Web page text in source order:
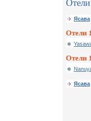
Ясава
Отели
Отели
Ясава